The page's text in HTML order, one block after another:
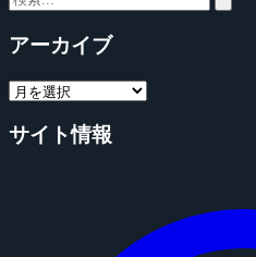
アーカイブ
サイト情報